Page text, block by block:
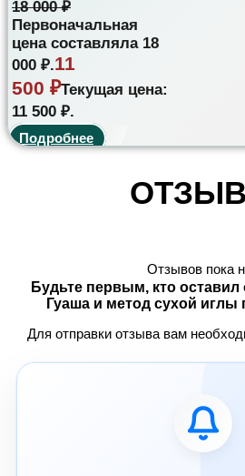
18 000₽
Первоначальная
цена составляла 18
000 ₽.11
500 ₽Текущая цена:
11 500 ₽.
Подробнее
Отзывов пока
Будьте первым, кто
Гуаша и метод сухой иглы
Для отправки отзыва вам